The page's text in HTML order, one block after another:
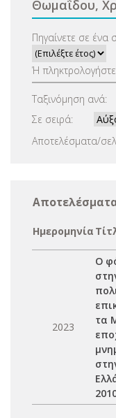
Θωμαΐδου,
Πηγαίνετε σε ένα
Ή
Ταξινόμηση ανά:
Σε σειρά:
Αποτελέσματα/
Ημερομηνία
2023
Ο
τα